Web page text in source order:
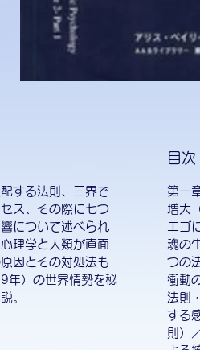
する法則、三界で
ス、その際に七つ
について述べられ
理学と人類が直面
因とその対処法も
年）の世界情勢を秘
。
目次
第一
増大
エゴ
魂の
つの
衝動
法則
する
則）